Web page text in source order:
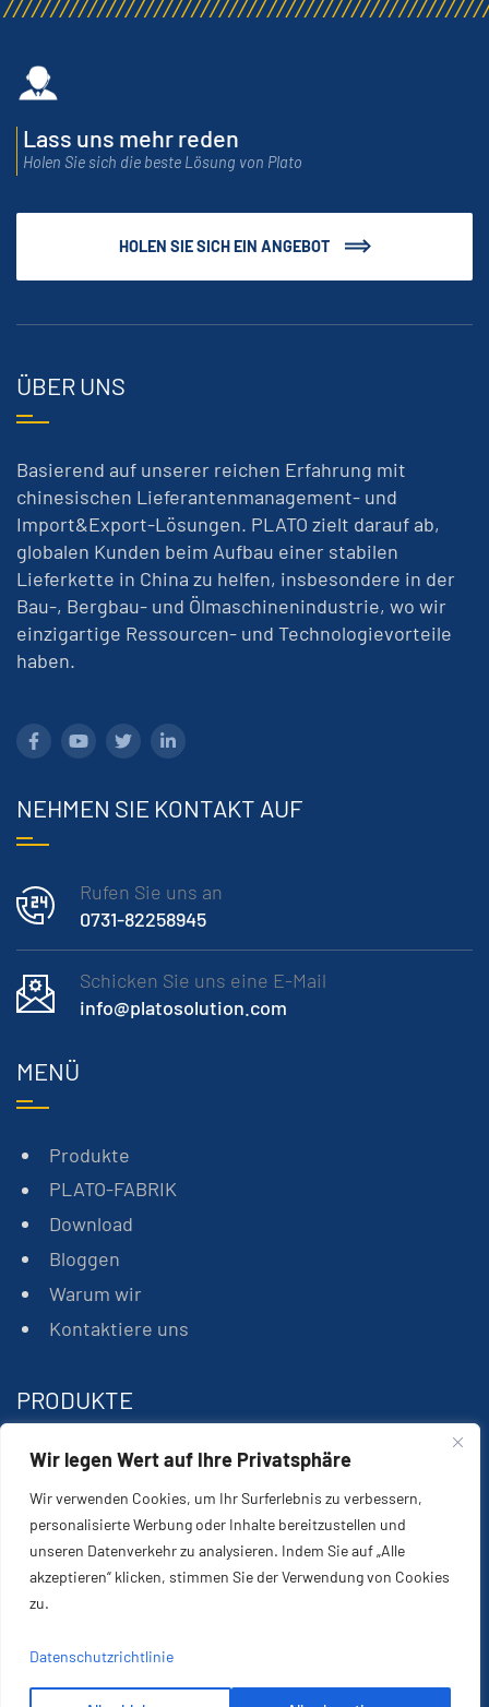
Lass uns mehr reden
Holen Sie sich die beste Lösung von Plato
HOLEN SIE SICH EIN ANGEBOT
ÜBER UNS
Basierend auf unserer reichen Erfahrung mit
chinesischen Lieferantenmanagement- und
Import&Export-Lösungen. PLATO zielt darauf ab,
globalen Kunden beim Aufbau einer stabilen
Lieferkette in China zu helfen, insbesondere in der
Bau-, Bergbau- und Ölmaschinenindustrie, wo wir
einzigartige Ressourcen- und Technologievorteile
haben.
NEHMEN SIE KONTAKT AUF
Rufen Sie uns an
0731-82258945
Schicken Sie uns eine E-Mail
info@platosolution.com
MENÜ
Produkte
PLATO-FABRIK
Download
Bloggen
Warum wir
Kontaktiere uns
PRODUKTE
Gesteinsschneidwerkzeuge
Gesteinsbohrwerkzeuge
Datenschutzrichtlinie
Wir legen Wert auf Ihre Privatsphäre
Wir verwenden Cookies, um Ihr Surferlebnis zu verbessern,
personalisierte Werbung oder Inhalte bereitzustellen und
unseren Datenverkehr zu analysieren. Indem Sie auf „Alle
akzeptieren“ klicken, stimmen Sie der Verwendung von Cookies
zu.
Datenschutzrichtlinie